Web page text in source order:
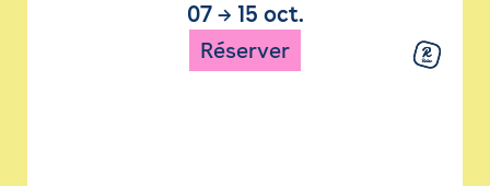
07→ 15 oct.
Réserver